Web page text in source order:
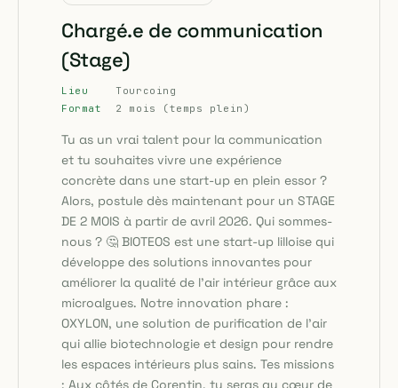
Chargé.e de communication
(Stage)
Lieu
Tourcoing
Format
2 mois (temps plein)
Tu as un vrai talent pour la communication
et tu souhaites vivre une expérience
concrète dans une start-up en plein essor ?
Alors, postule dès maintenant pour un STAGE
DE 2 MOIS à partir de avril 2026. Qui sommes-
nous ? 🤔 BIOTEOS est une start-up lilloise qui
développe des solutions innovantes pour
améliorer la qualité de l’air intérieur grâce aux
microalgues. Notre innovation phare :
OXYLON, une solution de purification de l’air
qui allie biotechnologie et design pour rendre
les espaces intérieurs plus sains. Tes missions
: Aux côtés de Corentin, tu seras au cœur de